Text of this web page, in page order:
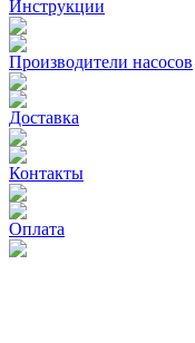
Инструкции
Производители насосов
Доставка
Контакты
Оплата